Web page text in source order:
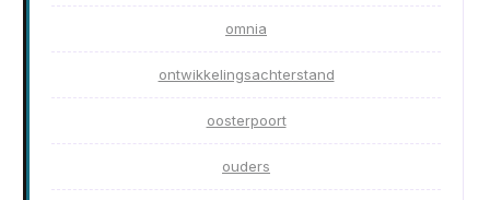
omnia
ontwikkelingsachterstand
oosterpoort
ouders